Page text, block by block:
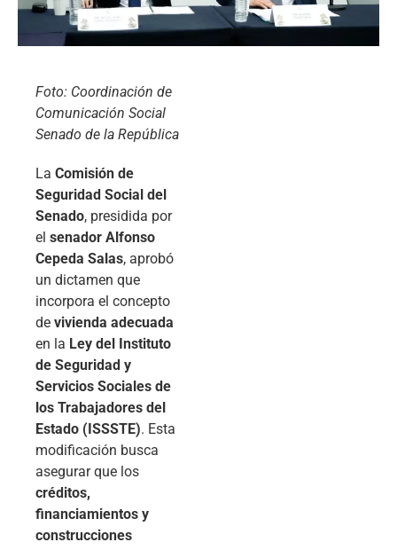
Foto: Coordinación de
Comunicación Social
Senado de la República
La Comisión de
Seguridad Social del
Senado, presidida por
el senador Alfonso
Cepeda Salas, aprobó
un dictamen que
incorpora el concepto
de vivienda adecuada
en la Ley del Instituto
de Seguridad y
Servicios Sociales de
los Trabajadores del
Estado (ISSSTE). Esta
modificación busca
asegurar que los
créditos,
financiamientos y
construcciones